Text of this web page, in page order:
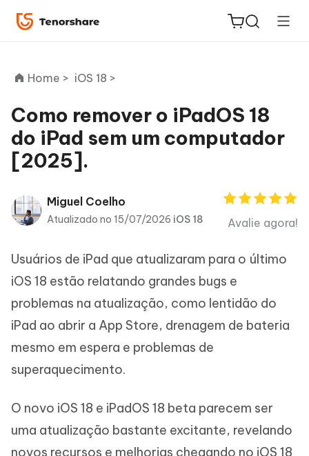
ReiBoot
for iOS
PDNob
PDF
iAnyGo
Home > iOS 18 >
Como remover o iPadOS 18
do iPad sem um computador
[2025].
Miguel Coelho
Atualizado no 15/07/2026 iOS 18 Avalie agora!
Usuários de iPad que atualizaram para o último
iOS 18 estão relatando grandes bugs e
problemas na atualização, como lentidão do
iPad ao abrir a App Store, drenagem de bateria
mesmo em espera e problemas de
superaquecimento.
O novo iOS 18 e iPadOS 18 beta parecem ser
uma atualização bastante excitante, revelando
novos recursos e melhorias chegando no iOS 18